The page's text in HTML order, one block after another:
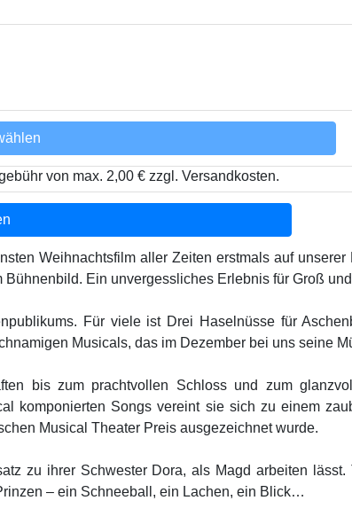
von max. 2,00 € zzgl. Versandkosten.
Weihnachtsfilm aller Zeiten erstmals auf unserer
Ein unvergessliches Erlebnis für Groß
Für viele ist Drei Haselnüsse für
Musicals, das im Dezember bei uns seine
bis zum prachtvollen Schloss und zum
komponierten Songs vereint sie sich zu einem
Musical Theater Preis ausgezeichnet wurde.
zu ihrer Schwester Dora, als Magd arbeiten lässt.
– ein Schneeball, ein Lachen, ein Blick…